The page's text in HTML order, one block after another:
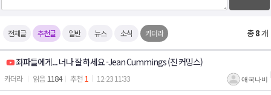
전체글 추천글 일반 뉴스 소식 카더라 총8개
카더라
좌파들에게... 너나 잘 하세요 -Jean Cummings (진 커밍스)
애국나비
1184 1 12-23 11:33